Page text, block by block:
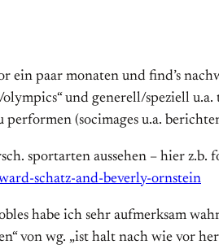
ein paar monaten und find’s
und generell/speziell
performen (socimages u.a.
sportarten aussehen – hier
schatz-and-beverly-ornstein
habe ich sehr aufmerksam
von wg. „ist halt nach wie vor